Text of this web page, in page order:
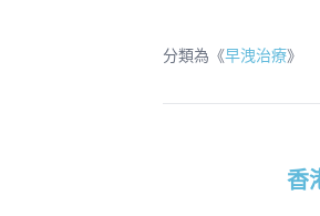
分類為《早洩治療》
香